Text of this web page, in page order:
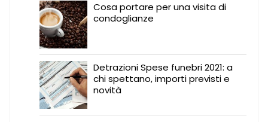
Cosa portare per una visita di
condoglianze
Detrazioni Spese funebri 2021: a
chi spettano, importi previsti e
novità